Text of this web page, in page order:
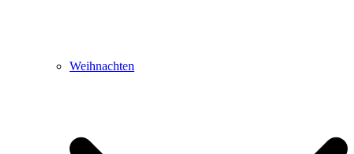
Weihnachten